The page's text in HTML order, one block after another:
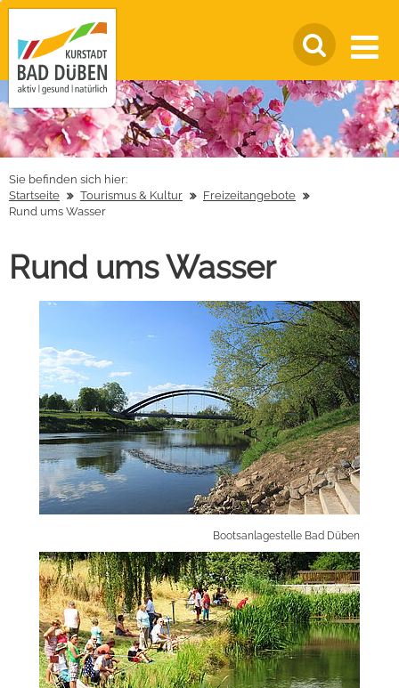
Sie befinden sich hier:
Startseite
Tourismus & Kultur
Freizeitangebote
Rund ums Wasser
Rund ums Wasser
Bootsanlagestelle Bad Düben